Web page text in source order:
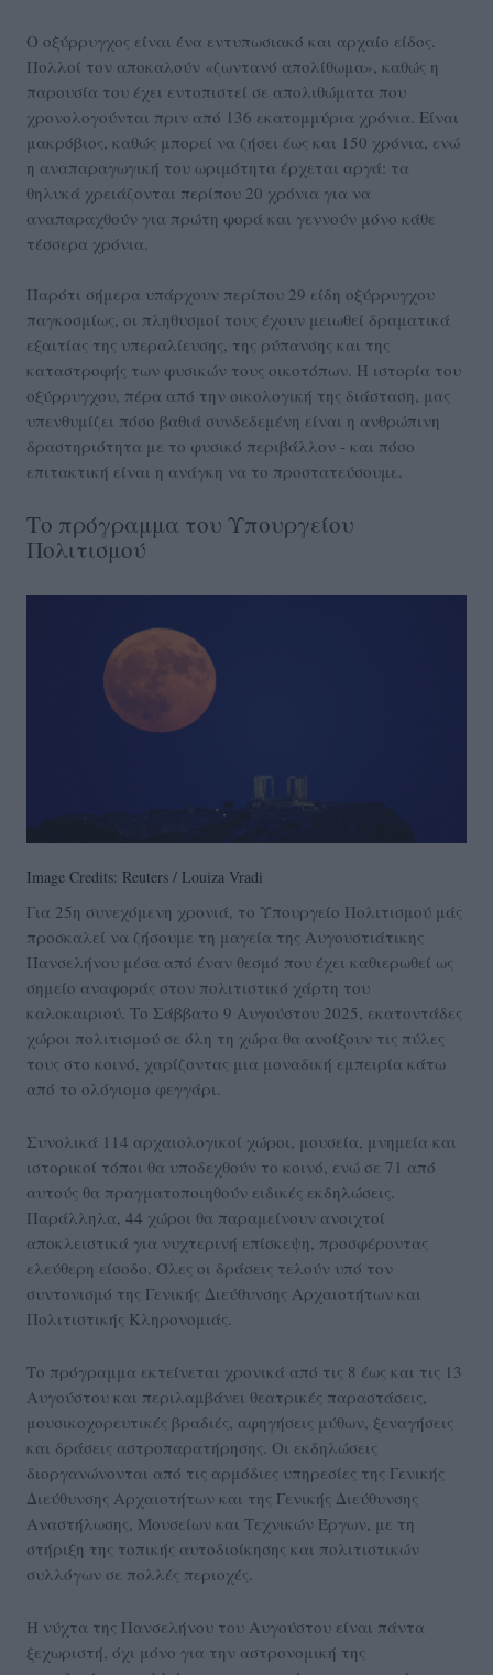
Ο οξύρρυγχος είναι ένα εντυπωσιακό και αρχαίο είδος.
Πολλοί τον αποκαλούν «ζωντανό απολίθωμα», καθώς η
παρουσία του έχει εντοπιστεί σε απολιθώματα που
χρονολογούνται πριν από 136 εκατομμύρια χρόνια. Είναι
μακρόβιος, καθώς μπορεί να ζήσει έως και 150 χρόνια, ενώ
η αναπαραγωγική του ωριμότητα έρχεται αργά: τα
θηλυκά χρειάζονται περίπου 20 χρόνια για να
αναπαραχθούν για πρώτη φορά και γεννούν μόνο κάθε
τέσσερα χρόνια.
Παρότι σήμερα υπάρχουν περίπου 29 είδη οξύρρυγχου
παγκοσμίως, οι πληθυσμοί τους έχουν μειωθεί δραματικά
εξαιτίας της υπεραλίευσης, της ρύπανσης και της
καταστροφής των φυσικών τους οικοτόπων. Η ιστορία του
οξύρρυγχου, πέρα από την οικολογική της διάσταση, μας
υπενθυμίζει πόσο βαθιά συνδεδεμένη είναι η ανθρώπινη
δραστηριότητα με το φυσικό περιβάλλον - και πόσο
επιτακτική είναι η ανάγκη να το προστατεύσουμε.
Το πρόγραμμα του Υπουργείου
Πολιτισμού
Image Credits: Reuters / Louiza Vradi
Για 25η συνεχόμενη χρονιά, το Υπουργείο Πολιτισμού μάς
προσκαλεί να ζήσουμε τη μαγεία της Αυγουστιάτικης
Πανσελήνου μέσα από έναν θεσμό που έχει καθιερωθεί ως
σημείο αναφοράς στον πολιτιστικό χάρτη του
καλοκαιριού. Το Σάββατο 9 Αυγούστου 2025, εκατοντάδες
χώροι πολιτισμού σε όλη τη χώρα θα ανοίξουν τις πύλες
τους στο κοινό, χαρίζοντας μια μοναδική εμπειρία κάτω
από το ολόγιομο φεγγάρι.
Συνολικά 114 αρχαιολογικοί χώροι, μουσεία, μνημεία και
ιστορικοί τόποι θα υποδεχθούν το κοινό, ενώ σε 71 από
αυτούς θα πραγματοποιηθούν ειδικές εκδηλώσεις.
Παράλληλα, 44 χώροι θα παραμείνουν ανοιχτοί
αποκλειστικά για νυχτερινή επίσκεψη, προσφέροντας
ελεύθερη είσοδο. Όλες οι δράσεις τελούν υπό τον
συντονισμό της Γενικής Διεύθυνσης Αρχαιοτήτων και
Πολιτιστικής Κληρονομιάς.
Το πρόγραμμα εκτείνεται χρονικά από τις 8 έως και τις 13
Αυγούστου και περιλαμβάνει θεατρικές παραστάσεις,
μουσικοχορευτικές βραδιές, αφηγήσεις μύθων, ξεναγήσεις
και δράσεις αστροπαρατήρησης. Οι εκδηλώσεις
διοργανώνονται από τις αρμόδιες υπηρεσίες της Γενικής
Διεύθυνσης Αρχαιοτήτων και της Γενικής Διεύθυνσης
Αναστήλωσης, Μουσείων και Τεχνικών Έργων, με τη
στήριξη της τοπικής αυτοδιοίκησης και πολιτιστικών
συλλόγων σε πολλές περιοχές.
Η νύχτα της Πανσελήνου του Αυγούστου είναι πάντα
ξεχωριστή, όχι μόνο για την αστρονομική της